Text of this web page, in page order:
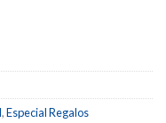
,Especial Regalos